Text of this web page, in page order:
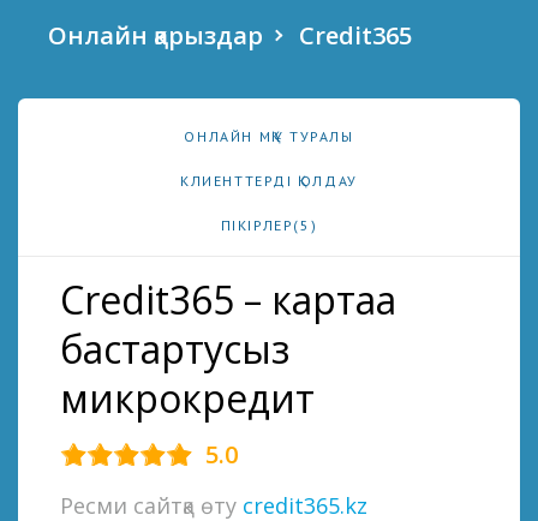
Онлайн қарыздар Credit365
ОНЛАЙН МҚҰ ТУРАЛЫ
КЛИЕНТТЕРДІ ҚОЛДАУ
ПІКІРЛЕР(5)
Credit365 – картаға
бастартусыз
микрокредит
5.0
Ресми сайтқа өту credit365.kz